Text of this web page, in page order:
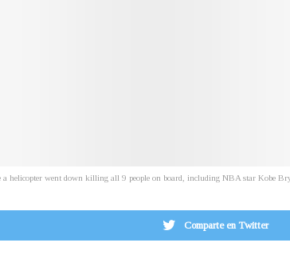
helicopter went down killing all 9 people on board, including NBA star Kobe
Comparte en Twitter